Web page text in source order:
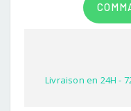
Livraison en 24H -